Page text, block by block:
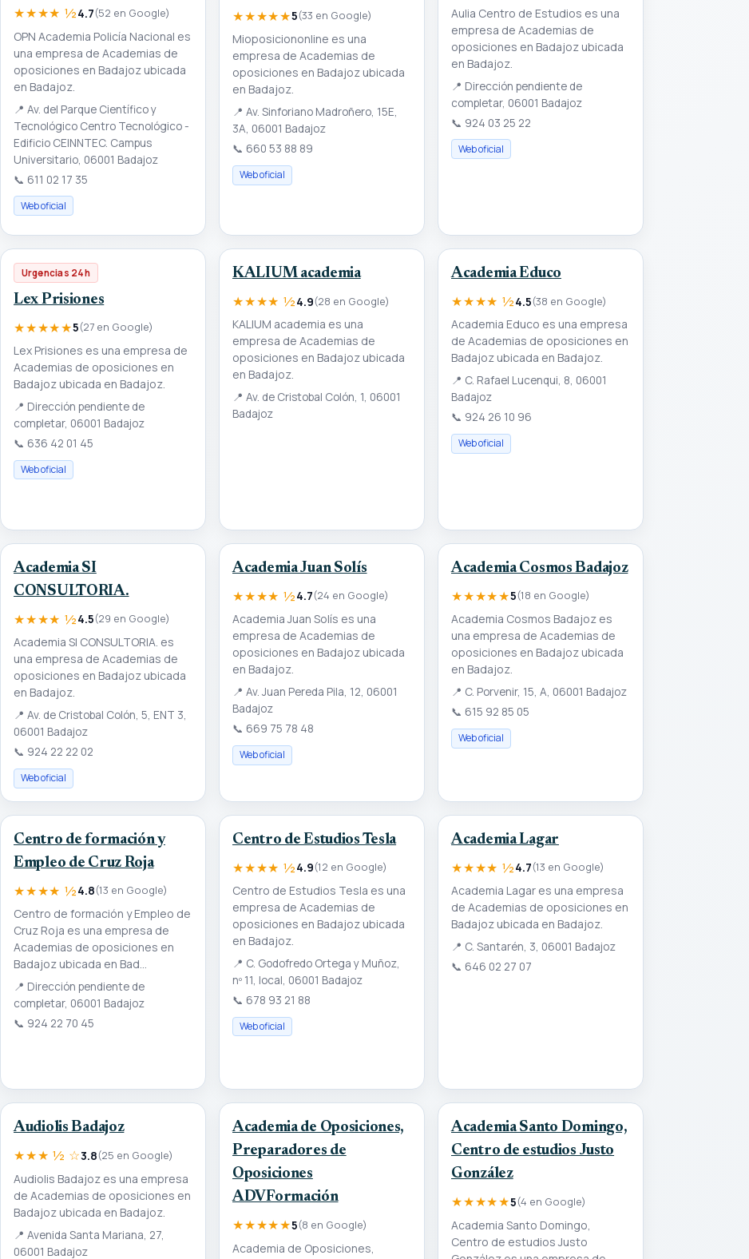
★★★★ ½4.7(52 en Google)
OPN Academia Policía Nacional es
una empresa de Academias de
oposiciones en Badajoz ubicada
en Badajoz.
📍 Av. del Parque Científico y
Tecnológico Centro Tecnológico -
Edificio CEINNTEC. Campus
Universitario, 06001 Badajoz
📞 611 02 17 35
Web oficial
★★★★★5(33 en Google)
Mioposiciononline es una
empresa de Academias de
oposiciones en Badajoz ubicada
en Badajoz.
📍 Av. Sinforiano Madroñero, 15E,
3A, 06001 Badajoz
📞 660 53 88 89
Web oficial
Aulia Centro de Estudios es una
empresa de Academias de
oposiciones en Badajoz ubicada
en Badajoz.
📍 Dirección pendiente de
completar, 06001 Badajoz
📞 924 03 25 22
Web oficial
Urgencias 24h
Lex Prisiones
★★★★★5(27 en Google)
Lex Prisiones es una empresa de
Academias de oposiciones en
Badajoz ubicada en Badajoz.
📍 Dirección pendiente de
completar, 06001 Badajoz
📞 636 42 01 45
Web oficial
KALIUM academia
★★★★ ½4.9(28 en Google)
KALIUM academia es una
empresa de Academias de
oposiciones en Badajoz ubicada
en Badajoz.
📍 Av. de Cristobal Colón, 1, 06001
Badajoz
Academia Educo
★★★★ ½4.5(38 en Google)
Academia Educo es una empresa
de Academias de oposiciones en
Badajoz ubicada en Badajoz.
📍 C. Rafael Lucenqui, 8, 06001
Badajoz
📞 924 26 10 96
Web oficial
Academia SI
CONSULTORIA.
★★★★ ½4.5(29 en Google)
Academia SI CONSULTORIA. es
una empresa de Academias de
oposiciones en Badajoz ubicada
en Badajoz.
📍 Av. de Cristobal Colón, 5, ENT 3,
06001 Badajoz
📞 924 22 22 02
Web oficial
Academia Juan Solís
★★★★ ½4.7(24 en Google)
Academia Juan Solís es una
empresa de Academias de
oposiciones en Badajoz ubicada
en Badajoz.
📍 Av. Juan Pereda Pila, 12, 06001
Badajoz
📞 669 75 78 48
Web oficial
Academia Cosmos Badajoz
★★★★★5(18 en Google)
Academia Cosmos Badajoz es
una empresa de Academias de
oposiciones en Badajoz ubicada
en Badajoz.
📍 C. Porvenir, 15, A, 06001 Badajoz
📞 615 92 85 05
Web oficial
Centro de formación y
Empleo de Cruz Roja
★★★★ ½4.8(13 en Google)
Centro de formación y Empleo de
Cruz Roja es una empresa de
Academias de oposiciones en
Badajoz ubicada en Bad...
📍 Dirección pendiente de
completar, 06001 Badajoz
📞 924 22 70 45
Centro de Estudios Tesla
★★★★ ½4.9(12 en Google)
Centro de Estudios Tesla es una
empresa de Academias de
oposiciones en Badajoz ubicada
en Badajoz.
📍 C. Godofredo Ortega y Muñoz,
nº 11, local, 06001 Badajoz
📞 678 93 21 88
Web oficial
Academia Lagar
★★★★ ½4.7(13 en Google)
Academia Lagar es una empresa
de Academias de oposiciones en
Badajoz ubicada en Badajoz.
📍 C. Santarén, 3, 06001 Badajoz
📞 646 02 27 07
Audiolis Badajoz
★★★ ½ ☆3.8(25 en Google)
Audiolis Badajoz es una empresa
de Academias de oposiciones en
Badajoz ubicada en Badajoz.
📍 Avenida Santa Mariana, 27,
06001 Badajoz
Academia de Oposiciones,
Preparadores de
Oposiciones
ADVFormación
★★★★★5(8 en Google)
Academia de Oposiciones,
Academia Santo Domingo,
Centro de estudios Justo
González
★★★★★5(4 en Google)
Academia Santo Domingo,
Centro de estudios Justo